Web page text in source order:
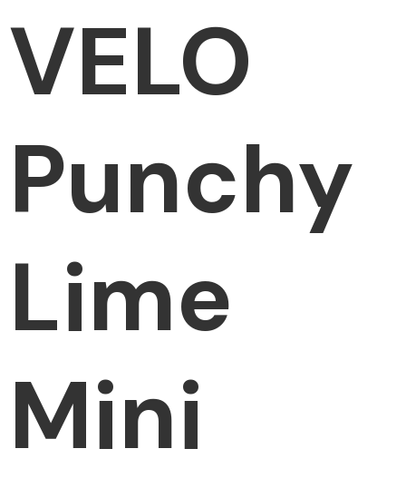
VELO
Punchy
Lime
Mini